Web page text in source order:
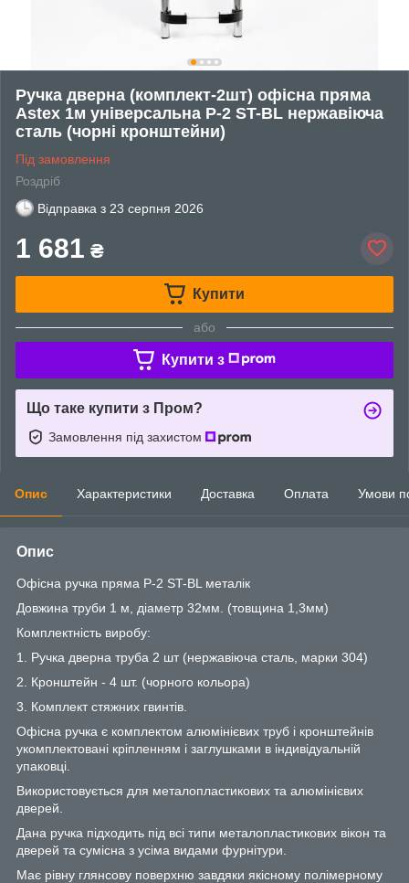
Ручка дверна (комплект-2шт) офісна пряма
Astex 1м універсальна Р-2 ST-BL нержавіюча
сталь (чорні кронштейни)
Під замовлення
Роздріб
Відправка з 23 серпня 2026
1 681 ₴
Купити
або
Купити з
Що таке купити з Пром?
Замовлення під захистом
Опис Характеристики Доставка Оплата Умови
Опис
Офісна ручка пряма Р-2 ST-BL металік
Довжина труби 1 м, діаметр 32мм. (товщина 1,3мм)
Комплектність виробу:
1. Ручка дверна труба 2 шт (нержавіюча сталь, марки 304)
2. Кронштейн - 4 шт. (чорного кольора)
3. Комплект стяжних гвинтів.
Офісна ручка є комплектом алюмінієвих труб і кронштейнів
укомплектовані кріпленням і заглушками в індивідуальній
упаковці.
Використовується для металопластикових та алюмінієвих
дверей.
Дана ручка підходить під всі типи металопластикових вікон та
дверей та сумісна з усіма видами фурнітури.
Має рівну глянсову поверхню завдяки якісному полімерному